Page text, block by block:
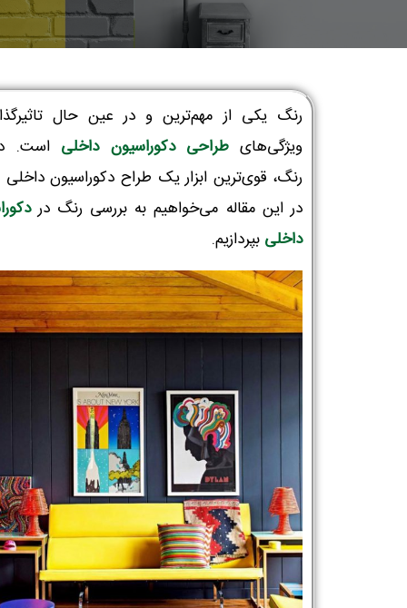
رنگ یکی از مهم‌ترین و در عین حال
ویژگی‌هایطراحی دکوراسیون داخلی است.
رنگ، قوی‌ترین ابزار یک طراح دکوراسیون
در این مقاله می‌خواهیم به بررسی رنگ در
داخلی بپردازیم.